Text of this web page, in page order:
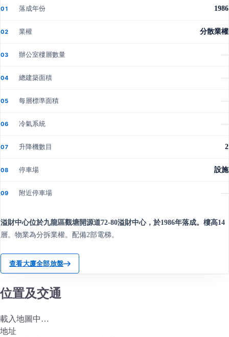
01 落成年份 1986
02 業權 分散業權
03 辦公室樓層數量 —
04 總建築面積 —
05 每層標準面積 —
06 冷氣系統 —
07 升降機數目 2
08 停車場 設施
09 附近停車場 —
溢財中心位於九龍區觀塘開源道72-80溢財中心，於1986年落成。樓高14
層。物業為分拆業權。配備2部電梯。
查看大廈全部放盤
位置及交通
載入地圖中…
地址